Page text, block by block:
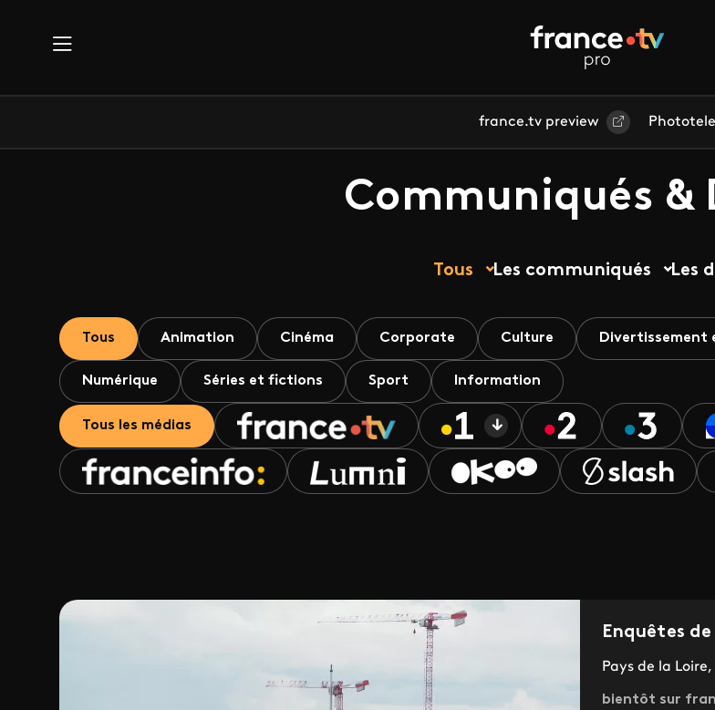
france.tv preview Phototele
Communiqués &
Tous Les communiqués Les
Tous Animation Cinéma Corporate Culture Divertissement
Numérique Séries et fictions Sport Information
Tous les médias
Enquêtes
Pays de la
bientôt sur